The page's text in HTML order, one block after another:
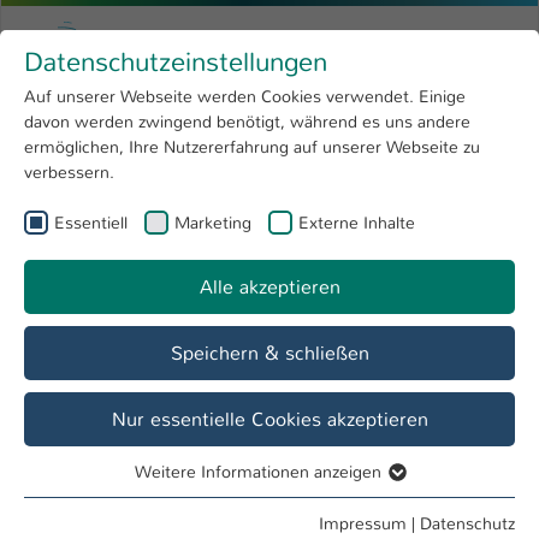
Menu
Forschung 4
Open submenu
Hochschule
International
Zum Hauptinhalt springen
Hochschule Kaiserslautern
Sie sind hier: Symposium für Digitales Business und IT
Fachbereich
Übersicht Studieninteressierte Studierende
3. Symposium für Digitales Business und IT
Datenschutzeinstellungen
Auf unserer Webseite werden Cookies verwendet. Einige
davon werden zwingend benötigt, während es uns andere
ermöglichen, Ihre Nutzererfahrung auf unserer Webseite zu
verbessern.
Essentiell Marketing Externe Inhalte
Alle akzeptieren
Speichern & schließen
Nur essentielle Cookies akzeptieren
Essentielle Cookies werden für grundlegende Funktionen
Weitere Informationen anzeigen
Impressum | Datenschutz